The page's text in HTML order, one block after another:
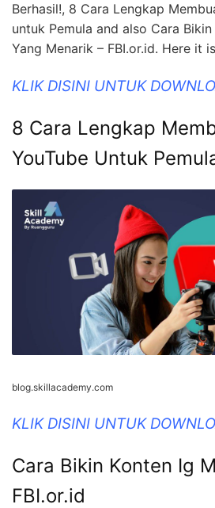
Berhasil!, 8 Cara Lengkap
untuk Pemula and also Cara
Yang Menarik – FBI.or.id. Here it
KLIK DISINI UNTUK
8 Cara Lengkap
YouTube Untuk
blog.skillacademy.com
KLIK DISINI UNTUK
Cara Bikin Konten Ig
FBI.or.id